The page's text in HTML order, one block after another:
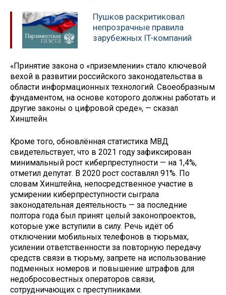
Пушков раскритиковал
непрозрачные правила
зарубежных IT-компаний
«Принятие закона о «приземлении» стало ключевой
вехой в развитии российского законодательства в
области информационных технологий. Своеобразным
фундаментом, на основе которого должны работать и
другие законы о цифровой среде», — сказал
Хинштейн.
Кроме того, обновлённая статистика МВД
свидетельствует, что в 2021 году зафиксирован
минимальный рост киберпреступности — на 1,4%,
отметил депутат. В 2020 рост составлял 91%. По
словам Хинштейна, непосредственное участие в
усмирении киберпреступности сыграла
законодательная деятельность — за последние
полтора года был принят целый законопроектов,
которые уже вступили в силу. Речь идёт об
отключении мобильных телефонов в тюрьмах,
усилении ответственности за повторную передачу
средств связи в тюрьму, запрете на использование
подменных номеров и повышение штрафов для
недобросовестных операторов связи,
сотрудничающих с преступниками.